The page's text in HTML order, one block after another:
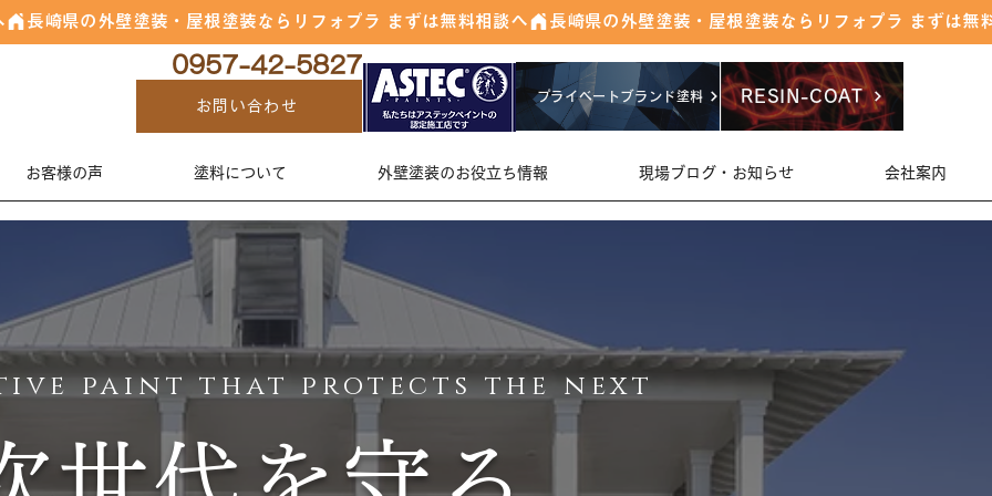
0957-42-5827
お問い合わせ
プライベートブランド塗料 RESIN-COAT
お客様の声 塗料について 外壁塗装のお役立ち情報 現場ブログ・お知らせ 会社案内
paint that protects the next